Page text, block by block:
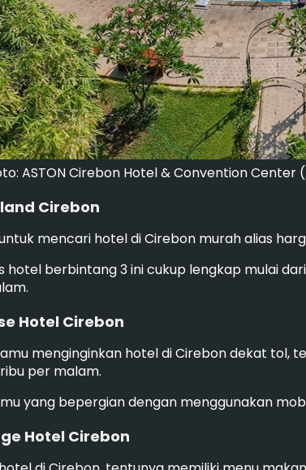
ASTON Cirebon Hotel & Convention
Cirebon
mencari hotel di Cirebon murah alias
hotel berbintang 3 ini cukup lengkap mulai
Hotel Cirebon
menginginkan hotel di Cirebon dekat tol,
per malam.
yang bepergian dengan menggunakan
Hotel Cirebon